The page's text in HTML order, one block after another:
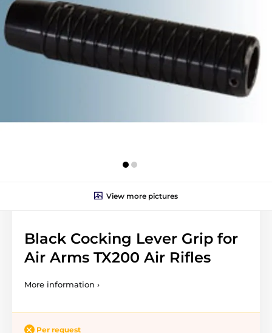
View more pictures
Black Cocking Lever Grip for
Air Arms TX200 Air Rifles
More information ›
Per request